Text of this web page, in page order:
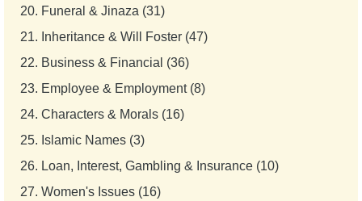
20. Funeral & Jinaza (31)
21. Inheritance & Will Foster (47)
22. Business & Financial (36)
23. Employee & Employment (8)
24. Characters & Morals (16)
25. Islamic Names (3)
26. Loan, Interest, Gambling & Insurance (10)
27. Women's Issues (16)